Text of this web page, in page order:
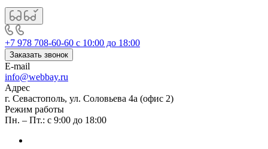
+7 978 708-60-60 c 10:00 до 18:00
Заказать звонок
E-mail
info@webbay.ru
Адрес
г. Севастополь, ул. Соловьева 4а (офис 2)
Режим работы
Пн. – Пт.: с 9:00 до 18:00